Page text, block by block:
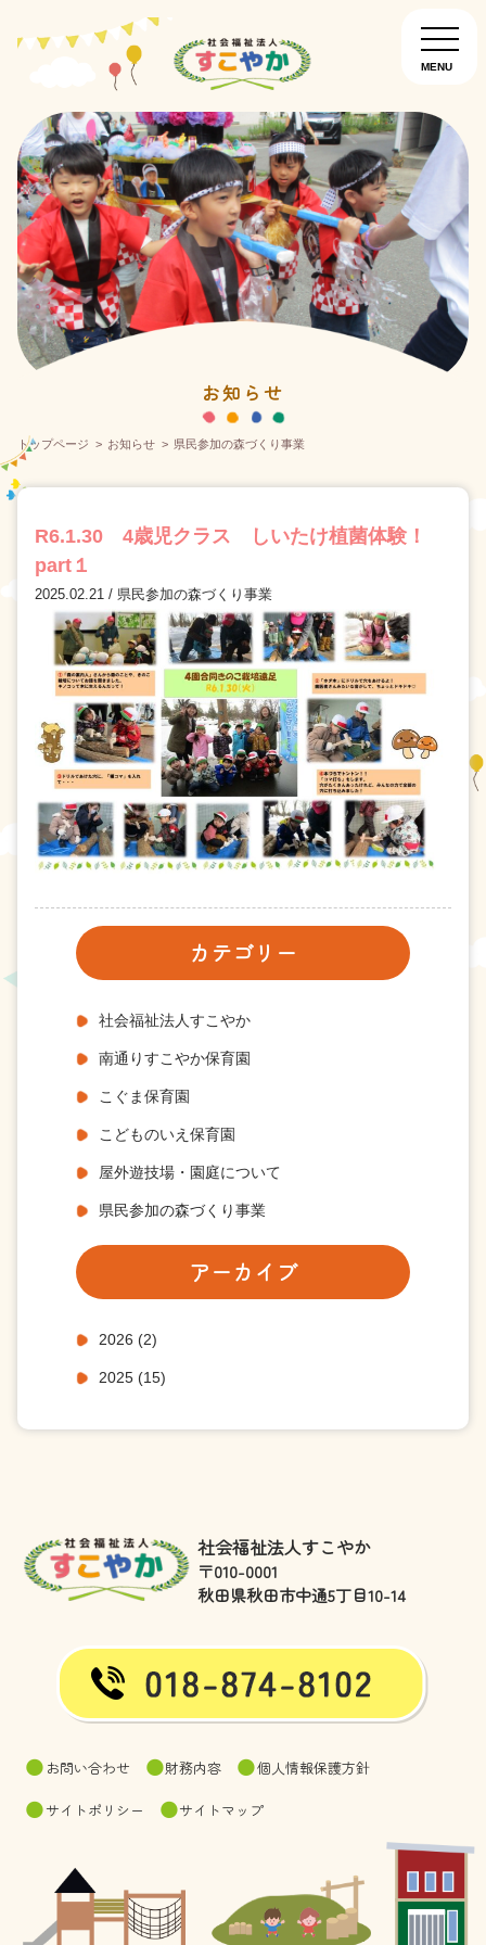
MENU
園について
お知らせ
入園について
南通りすこやか保育園
こどものいえ保育園
お問い合わせ 財務内容
個人情報保護方針
サイトポリシー
サイトマップ
お知らせ
トップページ お知らせ 県民参加の森づくり事業
R6.1.30 4歳児クラス しいたけ植菌体験！
part１
2025.02.21 / 県民参加の森づくり事業
カテゴリー
社会福祉法人すこやか
南通りすこやか保育園
こぐま保育園
こどものいえ保育園
屋外遊技場・園庭について
県民参加の森づくり事業
アーカイブ
2026 (2)
2025 (15)
社会福祉法人すこやか
〒010-0001
秋田県秋田市中通5丁目10-14
お問い合わせ 財務内容 個人情報保護方針
サイトポリシー サイトマップ